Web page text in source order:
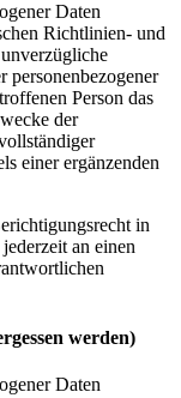
Daten
Richtlinien- und
personenbezogener
Person das
der
einer ergänzenden
in
an einen
werden)
Daten